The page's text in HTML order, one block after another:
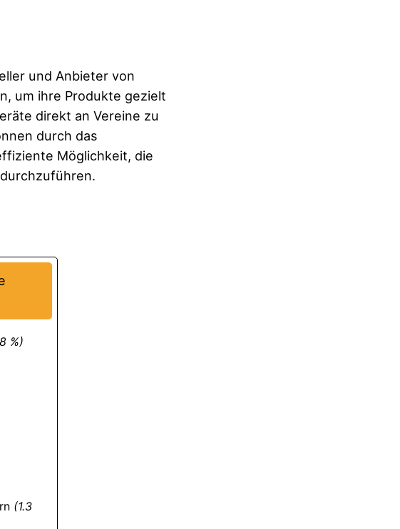
und Anbieter von
um ihre Produkte gezielt
direkt an Vereine zu
durch das
Möglichkeit, die
%)
(1.3